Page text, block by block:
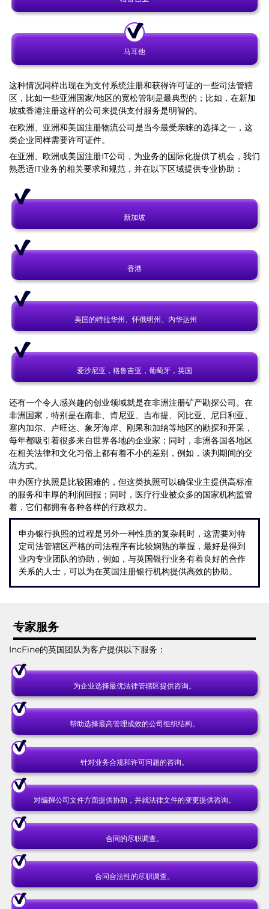
马耳他
这种情况同样出现在为支付系统注册和获得许可证的一些司法管辖
区，比如一些亚洲国家/地区的宽松管制是最典型的；比如，在新加
坡或香港注册这样的公司来提供支付服务是明智的。
在欧洲、亚洲和美国注册物流公司是当今最受亲睐的选择之一，这
类企业同样需要许可证件。
在亚洲、欧洲或美国注册IT公司，为业务的国际化提供了机会，我们
熟悉适IT业务的相关要求和规范，并在以下区域提供专业协助：
新加坡
香港
美国的特拉华州、怀俄明州、内华达州
爱沙尼亚，格鲁吉亚，葡萄牙，英国
还有一个令人感兴趣的创业领域就是在非洲注册矿产勘探公司。在
非洲国家，特别是在南非、肯尼亚、吉布提、冈比亚、尼日利亚、
塞内加尔、卢旺达、象牙海岸、刚果和加纳等地区的勘探和开采，
每年都吸引着很多来自世界各地的企业家；同时，非洲各国各地区
在相关法律和文化习俗上都有着不小的差别，例如，谈判期间的交
流方式。
申办医疗执照是比较困难的，但这类执照可以确保业主提供高标准
的服务和丰厚的利润回报；同时，医疗行业被众多的国家机构监管
着，它们都拥有各种各样的行政权力。
申办银行执照的过程是另外一种性质的复杂耗时，这需要对特
定司法管辖区严格的司法程序有比较娴熟的掌握，最好是得到
业内专业团队的协助，例如，与英国银行业务有着良好的合作
关系的人士，可以为在英国注册银行机构提供高效的协助。
专家服务
IncFine的英国团队为客户提供以下服务：
为企业选择最优法律管辖区提供咨询。
帮助选择最高管理成效的公司组织结构。
针对业务合规和许可问题的咨询。
对编撰公司文件方面提供协助，并就法律文件的变更提供咨询。
合同的尽职调查。
合同合法性的尽职调查。